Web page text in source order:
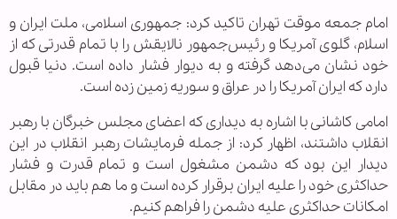
امام جمعه موقت تهران تاکید کرد: جمهوری اسلامی، ملت ایران و
اسلام، گلوی آمریکا و رئیس‌جمهور نالایقش را با تمام قدرتی که از
خود نشان می‌دهد گرفته و به دیوار فشار داده است. دنیا قبول
دارد که ایران آمریکا را در عراق و سوریه زمین زده است.
امامی کاشانی با اشاره به دیداری که اعضای مجلس خبرگان با رهبر
انقلاب داشتند، اظهار کرد: از جمله فرمایشات رهبر انقلاب در این
دیدار این بود که دشمن مشغول است و تمام قدرت و فشار
حداکثری خود را علیه ایران برقرار کرده است و ما هم باید در مقابل
امکانات حداکثری علیه دشمن را فراهم کنیم.